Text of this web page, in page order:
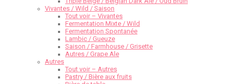
Vivantes / Wild / Saison
Tout voir – Vivantes
Fermentation Mixte / Wild
Fermentation Spontanée
Lambic / Gueuze
Saison / Farmhouse / Grisette
Autres / Grape Ale
Autres
Tout voir – Autres
Pastry / Bière aux fruits